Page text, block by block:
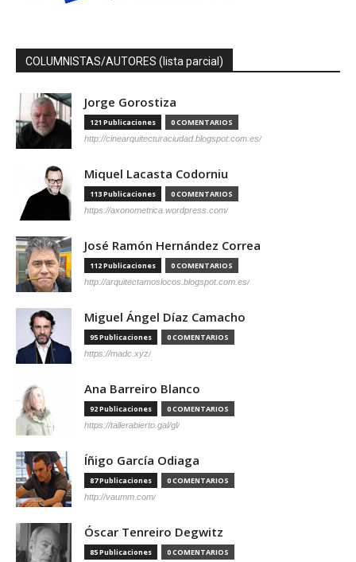
COLUMNISTAS/AUTORES (lista parcial)
Jorge Gorostiza
121 Publicaciones 0 COMENTARIOS
http://cinearquitecturaciudad.blogspot.com.es/
Miquel Lacasta Codorniu
113 Publicaciones 0 COMENTARIOS
https://axonometrica.wordpress.com/
José Ramón Hernández Correa
112 Publicaciones 0 COMENTARIOS
http://arquitectamoslocos.blogspot.com.es/
Miguel Ángel Díaz Camacho
95 Publicaciones 0 COMENTARIOS
https://madc.xyz/
Ana Barreiro Blanco
92 Publicaciones 0 COMENTARIOS
https://tallerabierto.gal/gl/
Íñigo García Odiaga
87 Publicaciones 0 COMENTARIOS
http://vaumm.com/
Óscar Tenreiro Degwitz
85 Publicaciones 0 COMENTARIOS